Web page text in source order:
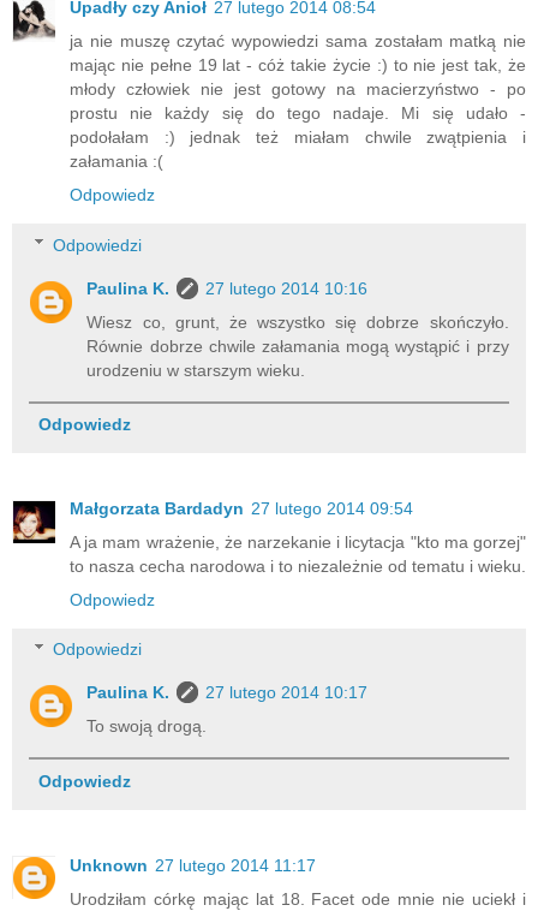
Upadły czy Anioł 27 lutego 2014 08:54
ja nie muszę czytać wypowiedzi sama zostałam matką nie
mając nie pełne 19 lat - cóż takie życie :) to nie jest tak, że
młody człowiek nie jest gotowy na macierzyństwo - po
prostu nie każdy się do tego nadaje. Mi się udało -
podołałam :) jednak też miałam chwile zwątpienia i
załamania :(
Odpowiedz
Odpowiedzi
Paulina K.
27 lutego 2014 10:16
Wiesz co, grunt, że wszystko się dobrze skończyło.
Równie dobrze chwile załamania mogą wystąpić i przy
urodzeniu w starszym wieku.
Odpowiedz
Małgorzata Bardadyn 27 lutego 2014 09:54
A ja mam wrażenie, że narzekanie i licytacja "kto ma gorzej"
to nasza cecha narodowa i to niezależnie od tematu i wieku.
Odpowiedz
Odpowiedzi
Paulina K.
27 lutego 2014 10:17
To swoją drogą.
Odpowiedz
Unknown 27 lutego 2014 11:17
Urodziłam córkę mając lat 18. Facet ode mnie nie uciekł i